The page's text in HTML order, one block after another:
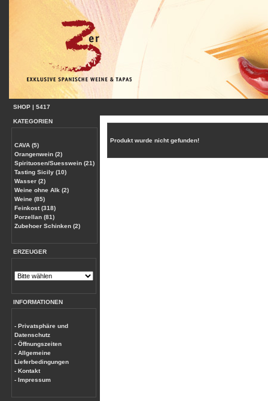
SHOP | 5417
KATEGORIEN
CAVA (5)
Orangenwein (2)
Spirituosen/Suesswein (21)
Tasting Sicily (10)
Wasser (2)
Weine ohne Alk (2)
Weine (85)
Feinkost (318)
Porzellan (81)
Zubehoer Schinken (2)
ERZEUGER
INFORMATIONEN
- Privatsphäre und
Datenschutz
- Öffnungszeiten
- Allgemeine
Lieferbedingungen
- Kontakt
- Impressum
Produkt wurde nicht gefunden!